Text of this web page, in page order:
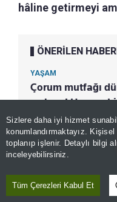
Sizlere daha iyi hizmet
konumlandırmaktayız.
toplanıp işlenir. Detaylı bilgi
inceleyebilirsiniz.
Tüm Çerezleri Kabul Et
hâline getirmeyi
ÖNERİLEN
YAŞAM
Çorum mutfağı
açılıyor! Unesco
girmek için